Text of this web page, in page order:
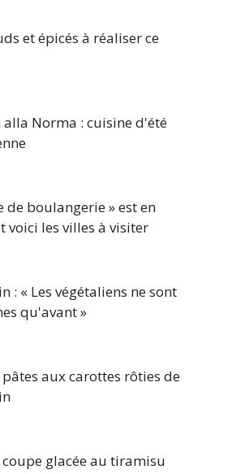
et épicés à réaliser ce
Norma : cuisine d'été
de boulangerie » est en
voici les villes à visiter
: « Les végétaliens ne sont
qu'avant »
pâtes aux carottes rôties de
coupe glacée au tiramisu